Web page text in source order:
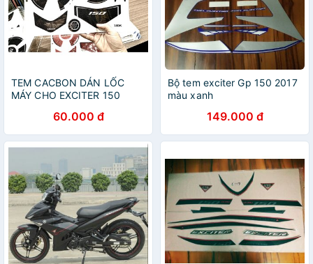
TEM CACBON DÁN LỐC
MÁY CHO EXCITER 150
60.000 đ
Bộ tem exciter Gp 150 2017
màu xanh
149.000 đ